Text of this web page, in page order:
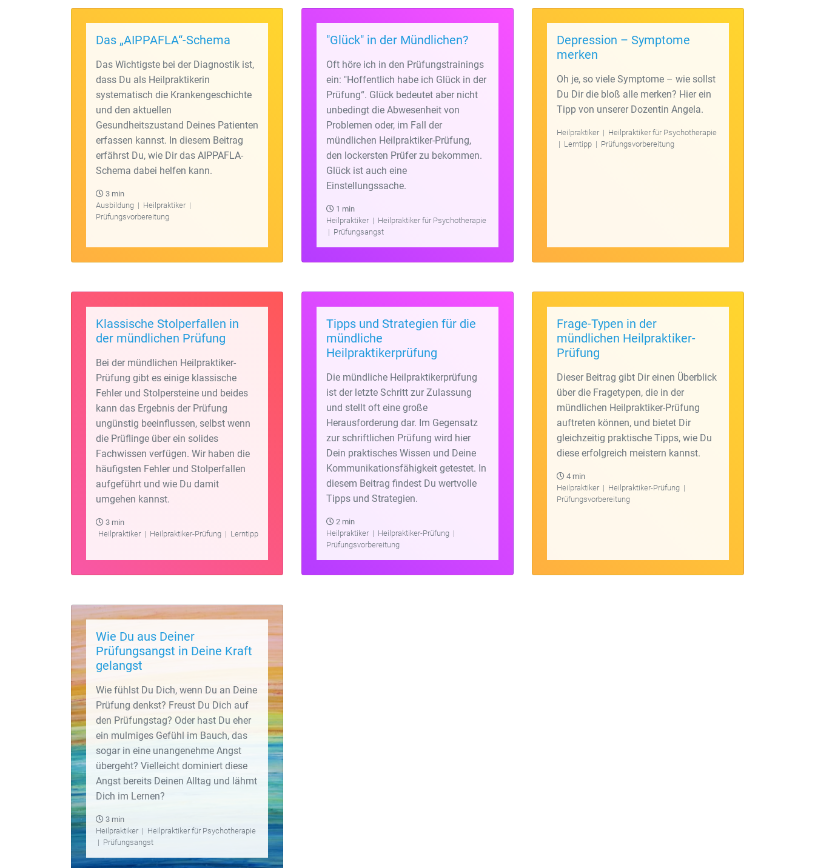
Das „AIPPAFLA“-Schema
Das Wichtigste bei der Diagnostik ist,
dass Du als Heilpraktikerin
systematisch die Krankengeschichte
und den aktuellen
Gesundheitszustand Deines Patienten
erfassen kannst. In diesem Beitrag
erfährst Du, wie Dir das AIPPAFLA-
Schema dabei helfen kann.
3 min
Ausbildung | Heilpraktiker |
Prüfungsvorbereitung
"Glück" in der Mündlichen?
Oft höre ich in den Prüfungstrainings
ein: "Hoffentlich habe ich Glück in der
Prüfung“. Glück bedeutet aber nicht
unbedingt die Abwesenheit von
Problemen oder, im Fall der
mündlichen Heilpraktiker-Prüfung,
den lockersten Prüfer zu bekommen.
Glück ist auch eine
Einstellungssache.
1 min
Heilpraktiker | Heilpraktiker für Psychotherapie
| Prüfungsangst
Depression – Symptome
merken
Oh je, so viele Symptome – wie sollst
Du Dir die bloß alle merken? Hier ein
Tipp von unserer Dozentin Angela.
Heilpraktiker | Heilpraktiker für Psychotherapie
| Lerntipp | Prüfungsvorbereitung
Klassische Stolperfallen in
der mündlichen Prüfung
Bei der mündlichen Heilpraktiker-
Prüfung gibt es einige klassische
Fehler und Stolpersteine und beides
kann das Ergebnis der Prüfung
ungünstig beeinflussen, selbst wenn
die Prüflinge über ein solides
Fachwissen verfügen. Wir haben die
häufigsten Fehler und Stolperfallen
aufgeführt und wie Du damit
umgehen kannst.
3 min
Heilpraktiker | Heilpraktiker-Prüfung | Lerntipp
Tipps und Strategien für die
mündliche
Heilpraktikerprüfung
Die mündliche Heilpraktikerprüfung
ist der letzte Schritt zur Zulassung
und stellt oft eine große
Herausforderung dar. Im Gegensatz
zur schriftlichen Prüfung wird hier
Dein praktisches Wissen und Deine
Kommunikationsfähigkeit getestet. In
diesem Beitrag findest Du wertvolle
Tipps und Strategien.
2 min
Heilpraktiker | Heilpraktiker-Prüfung |
Prüfungsvorbereitung
Frage-Typen in der
mündlichen Heilpraktiker-
Prüfung
Dieser Beitrag gibt Dir einen Überblick
über die Fragetypen, die in der
mündlichen Heilpraktiker-Prüfung
auftreten können, und bietet Dir
gleichzeitig praktische Tipps, wie Du
diese erfolgreich meistern kannst.
4 min
Heilpraktiker | Heilpraktiker-Prüfung |
Prüfungsvorbereitung
Wie Du aus Deiner
Prüfungsangst in Deine Kraft
gelangst
Wie fühlst Du Dich, wenn Du an Deine
Prüfung denkst? Freust Du Dich auf
den Prüfungstag? Oder hast Du eher
ein mulmiges Gefühl im Bauch, das
sogar in eine unangenehme Angst
übergeht? Vielleicht dominiert diese
Angst bereits Deinen Alltag und lähmt
Dich im Lernen?
3 min
Heilpraktiker | Heilpraktiker für Psychotherapie
| Prüfungsangst